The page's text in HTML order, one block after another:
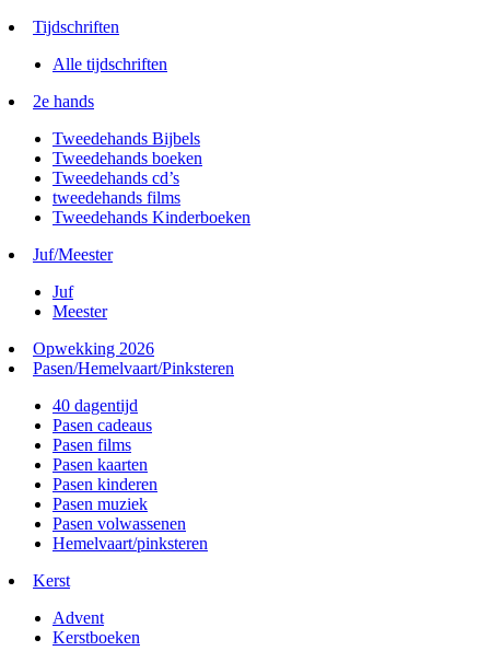
Tijdschriften
Alle tijdschriften
2e hands
Tweedehands Bijbels
Tweedehands boeken
Tweedehands cd’s
tweedehands films
Tweedehands Kinderboeken
Juf/Meester
Juf
Meester
Opwekking 2026
Pasen/Hemelvaart/Pinksteren
40 dagentijd
Pasen cadeaus
Pasen films
Pasen kaarten
Pasen kinderen
Pasen muziek
Pasen volwassenen
Hemelvaart/pinksteren
Kerst
Advent
Kerstboeken